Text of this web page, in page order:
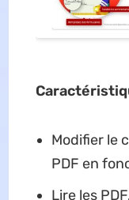
Modifier le
PDF en
Lire les